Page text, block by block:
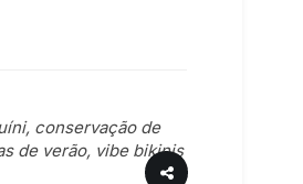
conservação de
de verão, vibe bikinis